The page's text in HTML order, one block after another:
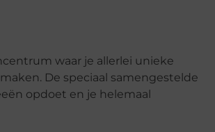
waar je allerlei unieke
De speciaal samengestelde
opdoet en je helemaal